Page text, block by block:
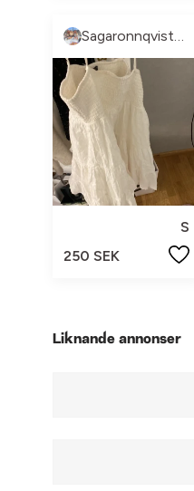
Sagaronnqvistberg
S
250 SEK
Liknande annonser